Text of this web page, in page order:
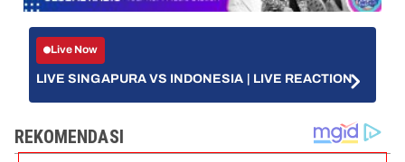
Live Now
LIVE SINGAPURA VS INDONESIA | LIVE REACTION